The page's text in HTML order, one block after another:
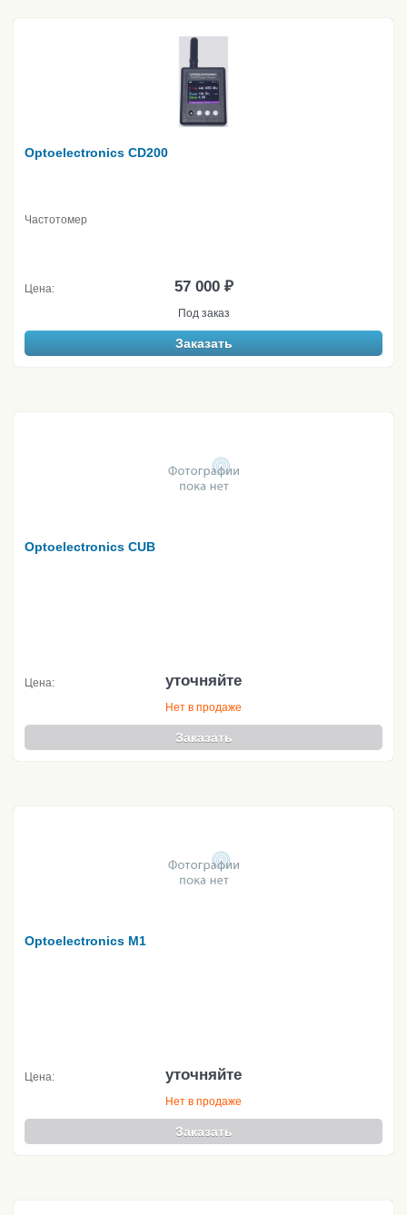
Optoelectronics CD200
Частотомер
Цена: 57 000 ₽
Под заказ
Заказать
Optoelectronics CUB
Цена: уточняйте
Нет в продаже
Заказать
Optoelectronics M1
Цена: уточняйте
Нет в продаже
Заказать